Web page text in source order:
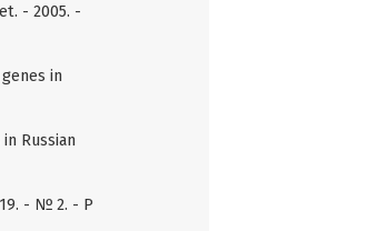
- 2005. -
in
in Russian
- № 2. - P